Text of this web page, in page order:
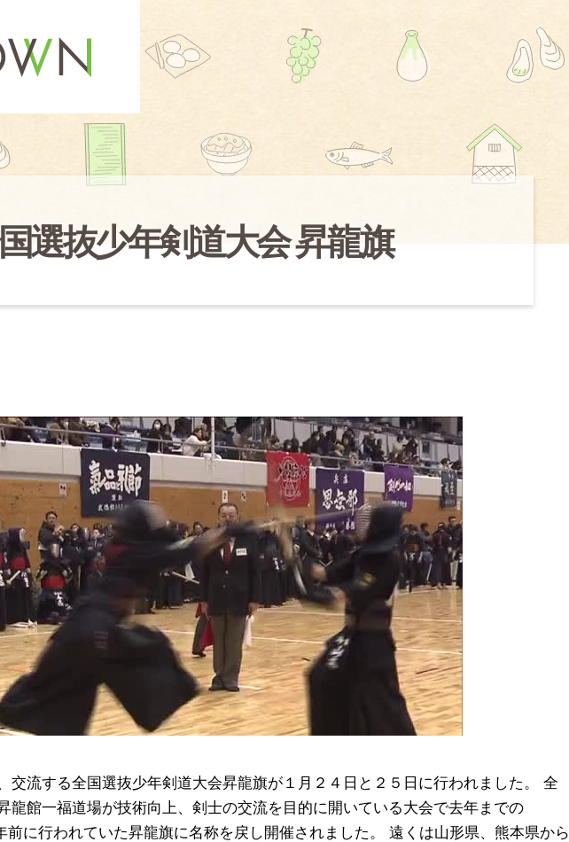
選抜少年剣道大会 昇龍旗
交流する全国選抜少年剣道大会昇龍旗が１月２４日と２５日に行われました。 全
龍館一福道場が技術向上、剣士の交流を目的に開いている大会で去年までの
前に行われていた昇龍旗に名称を戻し開催されました。 遠くは山形県、熊本県から